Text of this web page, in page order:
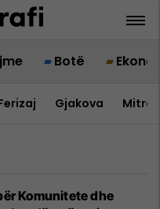
Botë
Gjakova
Komunitete dhe